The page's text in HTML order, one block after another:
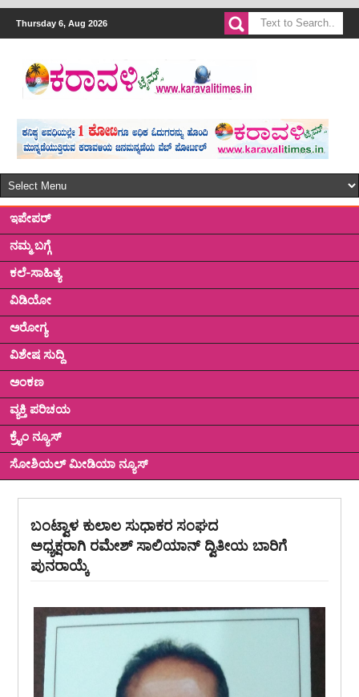
Thursday 6, Aug 2026
ಇಪೇಪರ್
ನಮ್ಮ ಬಗ್ಗೆ
ಕಲೆ-ಸಾಹಿತ್ಯ
ವಿಡಿಯೋ
ಅರೋಗ್ಯ
ವಿಶೇಷ ಸುದ್ದಿ
ಅಂಕಣ
ವ್ಯಕ್ತಿ ಪರಿಚಯ
ಕ್ರೈಂ ನ್ಯೂಸ್
ಸೋಶಿಯಲ್ ಮೀಡಿಯಾ ನ್ಯೂಸ್
ಬಂಟ್ವಾಳ ಕುಲಾಲ ಸುಧಾಕರ ಸಂಘದ
ಅಧ್ಯಕ್ಷರಾಗಿ ರಮೇಶ್ ಸಾಲಿಯಾನ್ ದ್ವಿತೀಯ ಬಾರಿಗೆ
ಪುನರಾಯ್ಕೆ